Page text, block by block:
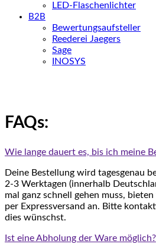
LED-Flaschenlichter
B2B
Bewertungsaufsteller
Reederei Jaegers
Sage
INOSYS
FAQs:
Wie lange dauert es, bis ich meine
Deine Bestellung wird tagesgenau
2-3 Werktagen (innerhalb
mal ganz schnell gehen muss,
per Expressversand an. Bitte
dies wünschst.
Ist eine Abholung der Ware möglich?